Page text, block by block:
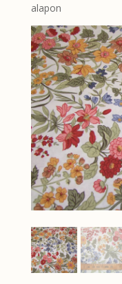
alapon